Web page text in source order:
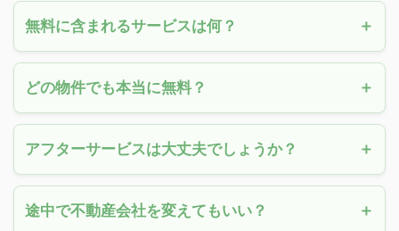
無料に含まれるサービスは何？
どの物件でも本当に無料？
アフターサービスは大丈夫でしょうか？
途中で不動産会社を変えてもいい？